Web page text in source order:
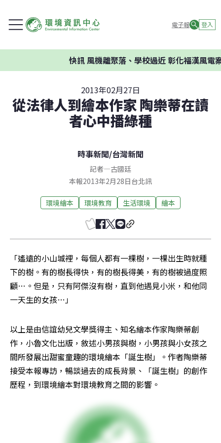
電子報 登入
快訊風機離聚落、學校過近 彰化福漢風電案
2013年02月27日
從法律人到繪本作家 陶樂蒂在讀
者心中播綠種
時事新聞/台灣新聞
記者—古國廷
本報2013年2月28日台北訊
環境繪本 環境教育 生活環境 繪本
「遙遠的小山城裡，每個人都有一棵樹，一棵出生時就種
下的樹。有的樹長得快，有的樹長得美，有的樹被過度照
顧…。但是，只有阿傑沒有樹，直到他遇見小米，和他同
一天生的女孩…」
以上是由信誼幼兒文學獎得主、知名繪本作家陶樂蒂創
作，小魯文化出版，敘述小男孩與樹，小男孩與小女孩之
間所發展出甜蜜童趣的環境繪本「誕生樹」。作者陶樂蒂
接受本報專訪，暢談過去的成長背景、「誕生樹」的創作
歷程，到環境繪本對環境教育之間的影響。